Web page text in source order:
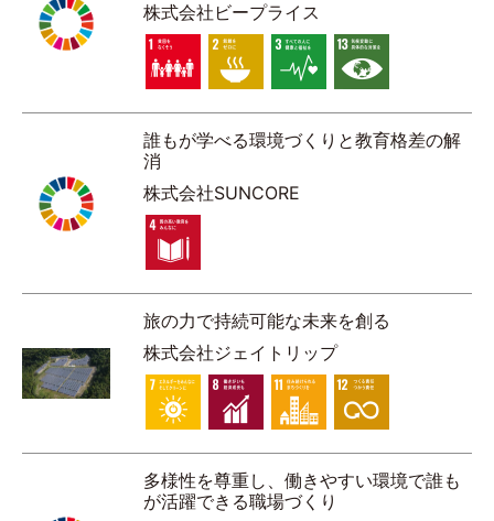
株式会社ビープライス
誰もが学べる環境づくりと教育格差の解
消
株式会社SUNCORE
旅の力で持続可能な未来を創る
株式会社ジェイトリップ
多様性を尊重し、働きやすい環境で誰も
が活躍できる職場づくり